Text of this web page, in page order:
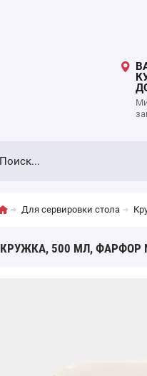
Для сервировки стола
КРУЖКА, 500 МЛ, ФАРФОР